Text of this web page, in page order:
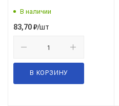
В наличии
83,70₽/шт
В КОРЗИНУ